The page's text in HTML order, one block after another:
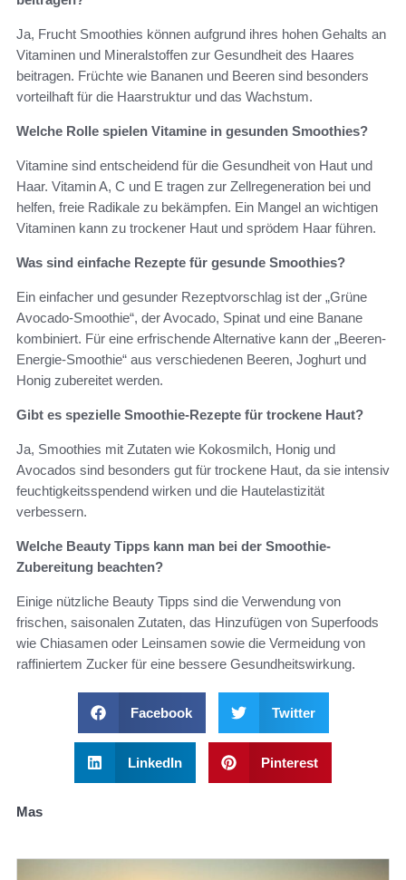
Ja, Frucht Smoothies können aufgrund ihres hohen Gehalts an
Vitaminen und Mineralstoffen zur Gesundheit des Haares
beitragen. Früchte wie Bananen und Beeren sind besonders
vorteilhaft für die Haarstruktur und das Wachstum.
Welche Rolle spielen Vitamine in gesunden Smoothies?
Vitamine sind entscheidend für die Gesundheit von Haut und
Haar. Vitamin A, C und E tragen zur Zellregeneration bei und
helfen, freie Radikale zu bekämpfen. Ein Mangel an wichtigen
Vitaminen kann zu trockener Haut und sprödem Haar führen.
Was sind einfache Rezepte für gesunde Smoothies?
Ein einfacher und gesunder Rezeptvorschlag ist der „Grüne
Avocado-Smoothie“, der Avocado, Spinat und eine Banane
kombiniert. Für eine erfrischende Alternative kann der „Beeren-
Energie-Smoothie“ aus verschiedenen Beeren, Joghurt und
Honig zubereitet werden.
Gibt es spezielle Smoothie-Rezepte für trockene Haut?
Ja, Smoothies mit Zutaten wie Kokosmilch, Honig und
Avocados sind besonders gut für trockene Haut, da sie intensiv
feuchtigkeitsspendend wirken und die Hautelastizität
verbessern.
Welche Beauty Tipps kann man bei der Smoothie-
Zubereitung beachten?
Einige nützliche Beauty Tipps sind die Verwendung von
frischen, saisonalen Zutaten, das Hinzufügen von Superfoods
wie Chiasamen oder Leinsamen sowie die Vermeidung von
raffiniertem Zucker für eine bessere Gesundheitswirkung.
Facebook Twitter
LinkedIn Pinterest
Mas